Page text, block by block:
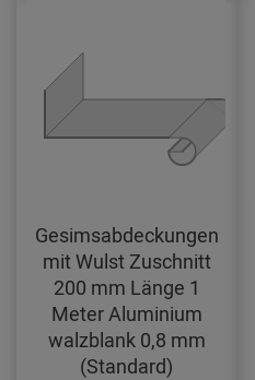
Gesimsabdeckungen
mit Wulst Zuschnitt
200 mm Länge 1
Meter Aluminium
walzblank 0,8 mm
(Standard)